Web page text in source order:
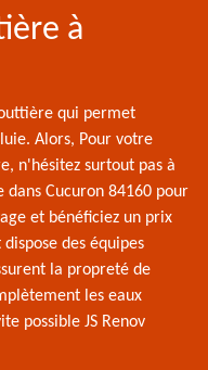
à
qui permet
Alors, Pour votre
n'hésitez surtout pas à
dans Cucuron 84160 pour
et bénéficiez un prix
des équipes
la propreté de
les eaux
possible JS Renov